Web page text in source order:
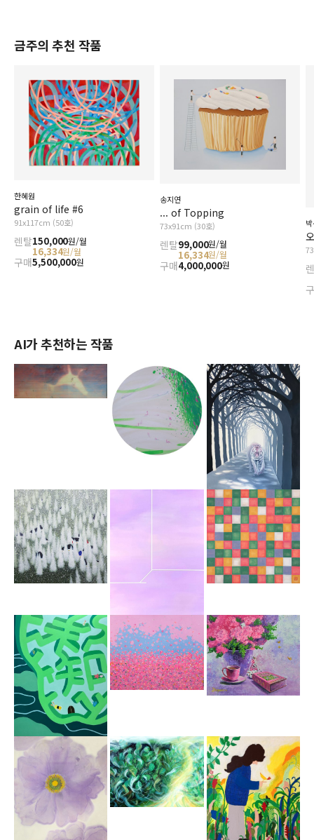
금주의 추천 작품
한혜원
grain of life #6
91x117cm (50호)
렌탈150,000원/월
16,334원/월
구매5,500,000원
송지연
... of Topping
73x91cm (30호)
렌탈99,000원/월
16,334원/월
구매4,000,000원
AI가 추천하는 작품